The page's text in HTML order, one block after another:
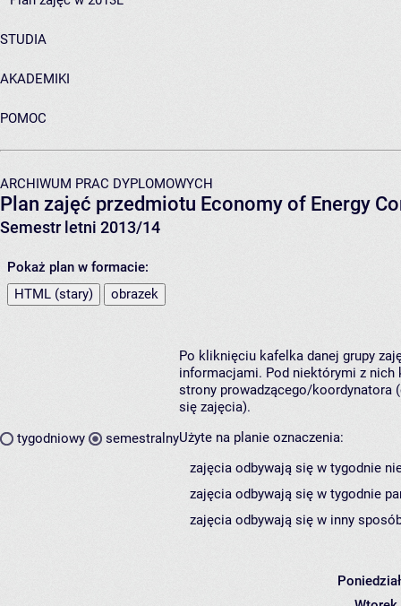
STUDIA
AKADEMIKI
POMOC
ARCHIWUM PRAC DYPLOMOWYCH
Plan zajęć przedmiotu Economy of Energy
Semestr letni 2013/14
Pokaż plan w formacie:
HTML (stary)
obrazek
tygodniowy semestralny
Po kliknięciu kafelka danej grupy
informacjami. Pod niektórymi z nich
strony prowadzącego/koordynatora
się zajęcia).
Użyte na planie oznaczenia:
zajęcia odbywają się w tygodnie
zajęcia odbywają się w tygodnie
zajęcia odbywają się w inny